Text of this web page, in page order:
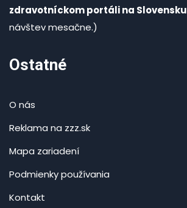
zdravotníckom portáli na Slovensku
návštev mesačne.)
Ostatné
O nás
Reklama na zzz.sk
Mapa zariadení
Podmienky používania
Kontakt